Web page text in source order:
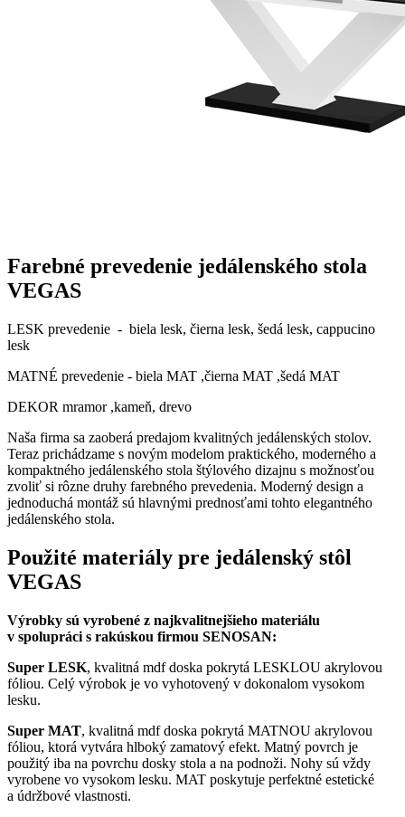
Farebné prevedenie jedálenského stola
VEGAS
LESK prevedenie - biela lesk, čierna lesk, šedá lesk, cappucino
lesk
MATNÉ prevedenie - biela MAT ,čierna MAT ,šedá MAT
DEKOR mramor ,kameň, drevo
Naša firma sa zaoberá predajom kvalitných jedálenských stolov.
Teraz prichádzame s novým modelom praktického, moderného a
kompaktného jedálenského stola štýlového dizajnu s možnosťou
zvoliť si rôzne druhy farebného prevedenia. Moderný design a
jednoduchá montáž sú hlavnými prednosťami tohto elegantného
jedálenského stola.
Použité materiály pre jedálenský stôl
VEGAS
Výrobky sú vyrobené z najkvalitnejšieho materiálu
v spolupráci s rakúskou firmou SENOSAN:
Super LESK, kvalitná mdf doska pokrytá LESKLOU akrylovou
fóliou. Celý výrobok je vo vyhotovený v dokonalom vysokom
lesku.
Super MAT, kvalitná mdf doska pokrytá MATNOU akrylovou
fóliou, ktorá vytvára hlboký zamatový efekt. Matný povrch je
použitý iba na povrchu dosky stola a na podnoži. Nohy sú vždy
vyrobene vo vysokom lesku. MAT poskytuje perfektné estetické
a údržbové vlastnosti.